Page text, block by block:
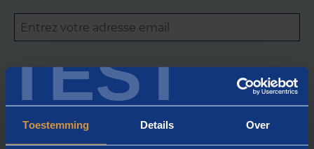
TEST
Toestemming Details Over
TOESTEMMING
Berenschot peut conserver mes coordonnées afin
événements et des publications.